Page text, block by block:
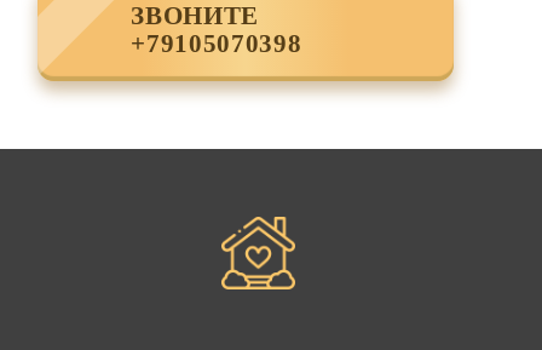
ЗВОНИТЕ
+79105070398